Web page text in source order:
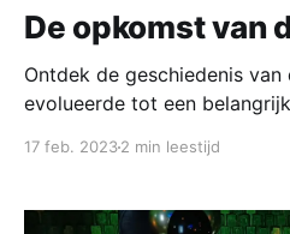
De opkomst van
Ontdek de geschiedenis van
evolueerde tot een
17 feb. 20232 min leestijd